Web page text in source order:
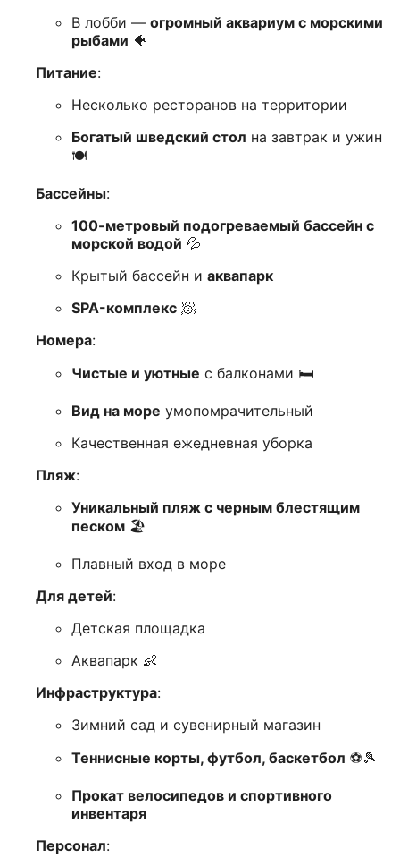
В лобби — огромный аквариум с морскими
рыбами 🐠
Питание:
Несколько ресторанов на территории
Богатый шведский стол на завтрак и ужин
🍽️
Бассейны:
100-метровый подогреваемый бассейн с
морской водой 💦
Крытый бассейн и аквапарк
SPA-комплекс 🧖
Номера:
Чистые и уютные с балконами 🛏️
Вид на море умопомрачительный
Качественная ежедневная уборка
Пляж:
Уникальный пляж с черным блестящим
песком 🏖️
Плавный вход в море
Для детей:
Детская площадка
Аквапарк 👶
Инфраструктура:
Зимний сад и сувенирный магазин
Теннисные корты, футбол, баскетбол ⚽🎾
Прокат велосипедов и спортивного
инвентаря
Персонал: